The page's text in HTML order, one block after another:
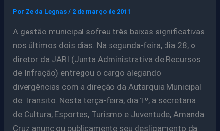
Por Ze da Legnas/ 2 de março de 2011
A gestão municipal sofreu três baixas significativas
nos últimos dois dias. Na segunda-feira, dia 28, o
diretor da JARI (Junta Administrativa de Recursos
de Infração) entregou o cargo alegando
divergências com a direção da Autarquia Municipal
de Trânsito. Nesta terça-feira, dia 1º, a secretária
de Cultura, Esportes, Turismo e Juventude, Amanda
Cruz anunciou publicamente seu desligamento da